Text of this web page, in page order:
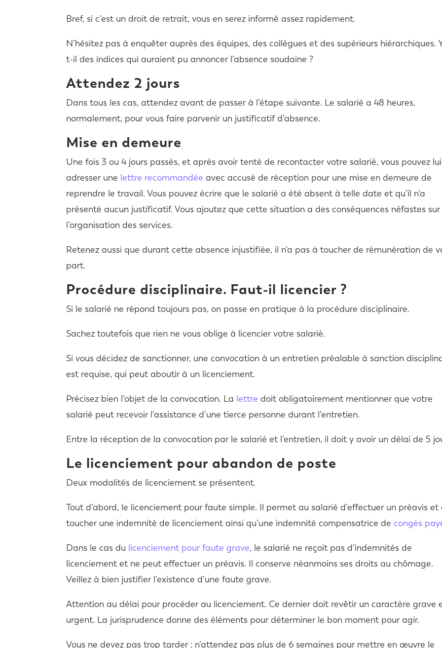
Bref, si c’est un droit de retrait, vous en serez informé assez rapidement.
N’hésitez pas à enquêter auprès des équipes, des collègues et des supérieurs hiérarchiques.
t-il des indices qui auraient pu annoncer l’absence soudaine ?
Attendez 2 jours
Dans tous les cas, attendez avant de passer à l’étape suivante. Le salarié a 48 heures,
normalement, pour vous faire parvenir un justificatif d’absence.
Mise en demeure
Une fois 3 ou 4 jours passés, et après avoir tenté de recontacter votre salarié, vous pouvez lui
adresser une lettre recommandée avec accusé de réception pour une mise en demeure de
reprendre le travail. Vous pouvez écrire que le salarié a été absent à telle date et qu’il n’a
présenté aucun justificatif. Vous ajoutez que cette situation a des conséquences néfastes sur
l’organisation des services.
Retenez aussi que durant cette absence injustifiée, il n’a pas à toucher de rémunération de
part.
Procédure disciplinaire. Faut-il licencier ?
Si le salarié ne répond toujours pas, on passe en pratique à la procédure disciplinaire.
Sachez toutefois que rien ne vous oblige à licencier votre salarié.
Si vous décidez de sanctionner, une convocation à un entretien préalable à sanction
est requise, qui peut aboutir à un licenciement.
Précisez bien l’objet de la convocation. La lettre doit obligatoirement mentionner que votre
salarié peut recevoir l’assistance d’une tierce personne durant l’entretien.
Entre la réception de la convocation par le salarié et l’entretien, il doit y avoir un délai de 5
Le licenciement pour abandon de poste
Deux modalités de licenciement se présentent.
Tout d’abord, le licenciement pour faute simple. Il permet au salarié d’effectuer un préavis et
toucher une indemnité de licenciement ainsi qu’une indemnité compensatrice decongés
Dans le cas du licenciement pour faute grave, le salarié ne reçoit pas d’indemnités de
licenciement et ne peut effectuer un préavis. Il conserve néanmoins ses droits au chômage.
Veillez à bien justifier l’existence d’une faute grave.
Attention au délai pour procéder au licenciement. Ce dernier doit revêtir un caractère grave
urgent. La jurisprudence donne des éléments pour déterminer le bon moment pour agir.
Vous ne devez pas trop tarder : n’attendez pas plus de 6 semaines pour mettre en œuvre le